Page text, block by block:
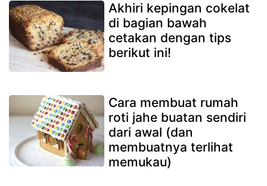
Akhiri kepingan cokelat
di bagian bawah
cetakan dengan tips
berikut ini!
Cara membuat rumah
roti jahe buatan sendiri
dari awal (dan
membuatnya terlihat
memukau)